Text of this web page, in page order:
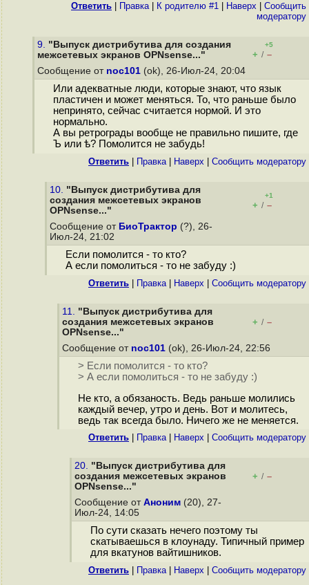
Ответить Правка| К родителю #1 Наверх
Cообщить
модератору
9. "Выпуск дистрибутива для создания
межсетевых экранов OPNsense..."
+5
+ / –
Сообщение от noc101 (ok), 26-Июл-24, 20:04
Или адекватные люди, которые знают, что язык
пластичен и может меняться. То, что раньше было
непринято, сейчас считается нормой. И это
нормально.
А вы ретрограды вообще не правильно пишите, где
Ъ или ѣ? Помолится не забудь!
Ответить Правка| Наверх Cообщить модератору
10. "Выпуск дистрибутива для
создания межсетевых экранов
OPNsense..."
+1
+ / –
Сообщение от БиоТрактор (?), 26-
Июл-24, 21:02
Если помолится - то кто?
А если помолиться - то не забуду :)
Ответить Правка| Наверх Cообщить модератору
11. "Выпуск дистрибутива для
создания межсетевых экранов
OPNsense..."
+ / –
Сообщение от noc101 (ok), 26-Июл-24, 22:56
> Если помолится - то кто?
> А если помолиться - то не забуду :)
Не кто, а обязаность. Ведь раньше молились
каждый вечер, утро и день. Вот и молитесь,
ведь так всегда было. Ничего же не меняется.
Ответить Правка| Наверх Cообщить модератору
20. "Выпуск дистрибутива для
создания межсетевых экранов
OPNsense..."
+ / –
Сообщение от Аноним (20), 27-
Июл-24, 14:05
По сути сказать нечего поэтому ты
скатываешься в клоунаду. Типичный пример
для вкатунов вайтишников.
Ответить Правка| Наверх Cообщить модератору